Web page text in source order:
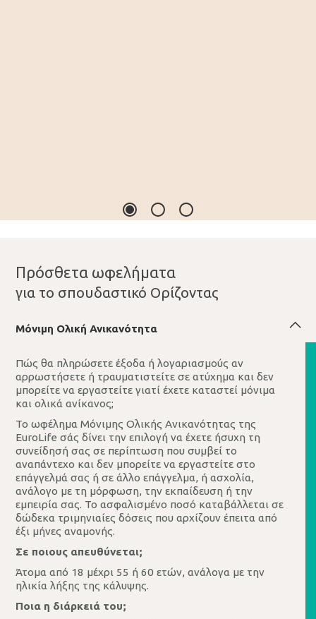
Πρόσθετα ωφελήματα
για το σπουδαστικό Ορίζοντας
Μόνιμη Oλική Ανικανότητα
Πώς θα πληρώσετε έξοδα ή λογαριασμούς αν
αρρωστήσετε ή τραυματιστείτε σε ατύχημα και δεν
μπορείτε να εργαστείτε γιατί έχετε καταστεί μόνιμα
και ολικά ανίκανος;
Το ωφέλημα Μόνιμης Ολικής Ανικανότητας της
EuroLife σάς δίνει την επιλογή να έχετε ήσυχη τη
συνείδησή σας σε περίπτωση που συμβεί το
αναπάντεχο και δεν μπορείτε να εργαστείτε στο
επάγγελμά σας ή σε άλλο επάγγελμα, ή ασχολία,
ανάλογο με τη μόρφωση, την εκπαίδευση ή την
εμπειρία σας. Το ασφαλισμένο ποσό καταβάλλεται σε
δώδεκα τριμηνιαίες δόσεις που αρχίζουν έπειτα από
έξι μήνες αναμονής.
Σε ποιους απευθύνεται;
Άτομα από 18 μέχρι 55 ή 60 ετών, ανάλογα με την
ηλικία λήξης της κάλυψης.
Ποια η διάρκειά του;